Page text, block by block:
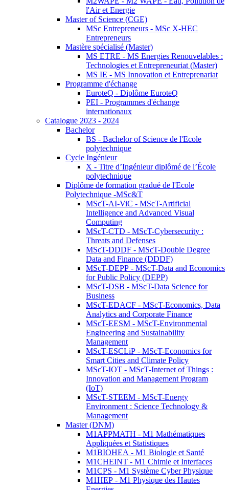
l'Air et Energie
Master of Science (CGE)
MSc Entrepreneurs - MSc X-HEC
Entrepreneurs
Mastère spécialisé (Master)
MS ETRE - MS Energies Renouvelables :
Technologies et Entrepreneuriat (Master)
MS IE - MS Innovation et Entreprenariat
Programme d'échange
EuroteQ - Diplôme EuroteQ
PEI - Programmes d'échange
internationaux
Catalogue 2023 - 2024
Bachelor
BS - Bachelor of Science de l'Ecole
polytechnique
Cycle Ingénieur
X - Titre d’Ingénieur diplômé de l’École
polytechnique
Diplôme de formation gradué de l'Ecole
Polytechnique -MSc&T
MScT-AI-ViC - MScT-Artificial
Intelligence and Advanced Visual
Computing
MScT-CTD - MScT-Cybersecurity :
Threats and Defenses
MScT-DDDF - MScT-Double Degree
Data and Finance (DDDF)
MScT-DEPP - MScT-Data and Economics
for Public Policy (DEPP)
MScT-DSB - MScT-Data Science for
Business
MScT-EDACF - MScT-Economics, Data
Analytics and Corporate Finance
MScT-EESM - MScT-Environmental
Engineering and Sustainability
Management
MScT-ESCLiP - MScT-Economics for
Smart Cities and Climate Policy
MScT-IOT - MScT-Internet of Things :
Innovation and Management Program
(IoT)
MScT-STEEM - MScT-Energy
Environment : Science Technology &
Management
Master (DNM)
M1APPMATH - M1 Mathématiques
Appliquées et Statistiques
M1BIOHEA - M1 Biologie et Santé
M1CHEINT - M1 Chimie et Interfaces
M1CPS - M1 Système Cyber Physique
M1HEP - M1 Physique des Hautes